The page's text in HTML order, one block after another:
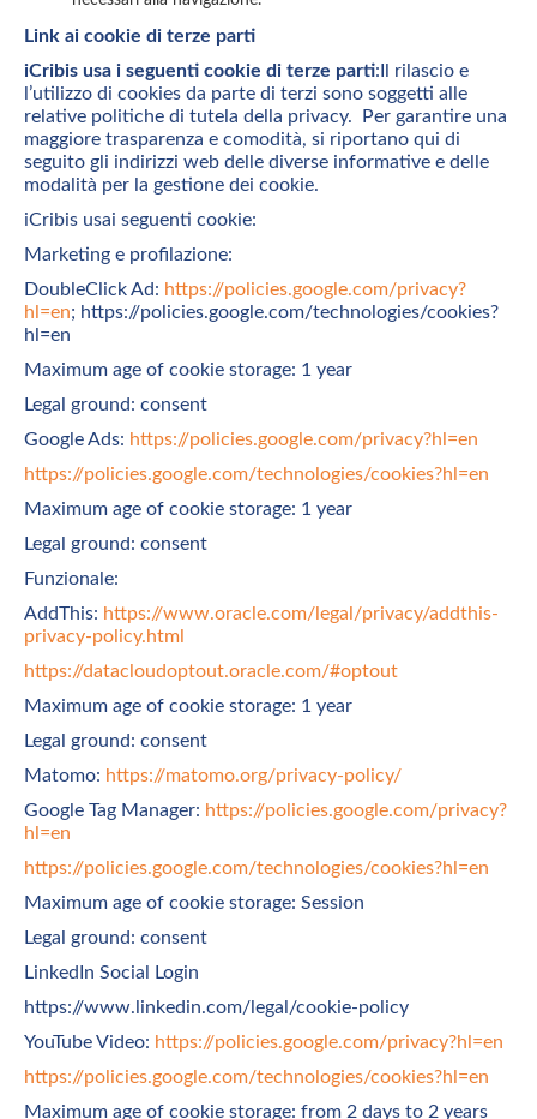
Link ai cookie di terze parti
iCribis usa i seguenti cookie di terze parti:Il rilascio e
l’utilizzo di cookies da parte di terzi sono soggetti alle
relative politiche di tutela della privacy. Per garantire una
maggiore trasparenza e comodità, si riportano qui di
seguito gli indirizzi web delle diverse informative e delle
modalità per la gestione dei cookie.
iCribis usai seguenti cookie:
Marketing e profilazione:
DoubleClick Ad: https://policies.google.com/privacy?
hl=en; https://policies.google.com/technologies/cookies?
hl=en
Maximum age of cookie storage: 1 year
Legal ground: consent
Google Ads: https://policies.google.com/privacy?hl=en
https://policies.google.com/technologies/cookies?hl=en
Maximum age of cookie storage: 1 year
Legal ground: consent
Funzionale:
AddThis: https://www.oracle.com/legal/privacy/addthis-
privacy-policy.html
https://datacloudoptout.oracle.com/#optout
Maximum age of cookie storage: 1 year
Legal ground: consent
Matomo: https://matomo.org/privacy-policy/
Google Tag Manager: https://policies.google.com/privacy?
hl=en
https://policies.google.com/technologies/cookies?hl=en
Maximum age of cookie storage: Session
Legal ground: consent
LinkedIn Social Login
https://www.linkedin.com/legal/cookie-policy
YouTube Video: https://policies.google.com/privacy?hl=en
https://policies.google.com/technologies/cookies?hl=en
Maximum age of cookie storage: from 2 days to 2 years